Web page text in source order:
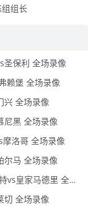
组长
圣保利 全场录像
赖堡 全场录像
兴 全场录像
尼黑 全场录像
洛哥 全场录像
尔马 全场录像
2026年01月15日 国王杯1/8决赛 阿尔瓦塞特vs皇家马德里 全场录像
切 全场录像